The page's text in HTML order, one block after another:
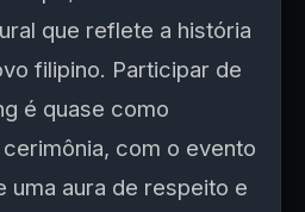
que reflete a história
filipino. Participar de
é quase como
com o evento
uma aura de respeito e